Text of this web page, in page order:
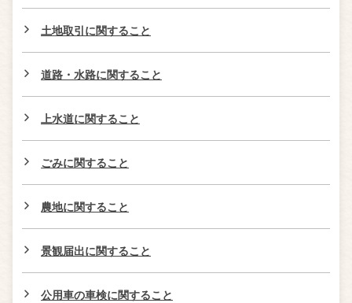
土地取引に関すること
道路・水路に関すること
上水道に関すること
ごみに関すること
農地に関すること
景観届出に関すること
公用車の車検に関すること